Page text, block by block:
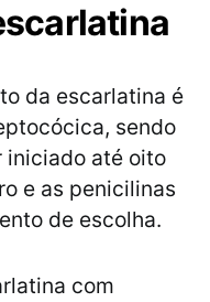
da escarlatina é
sendo
iniciado até oito
e as penicilinas
de escolha.
com